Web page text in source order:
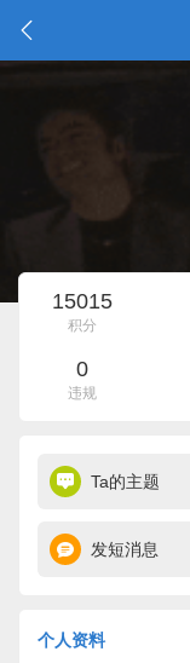
15015
积分
0
违规
Ta的主题
发短消息
个人资料